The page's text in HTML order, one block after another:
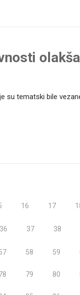
su tematski bile
16 17
36 37 38
58 59
79 80